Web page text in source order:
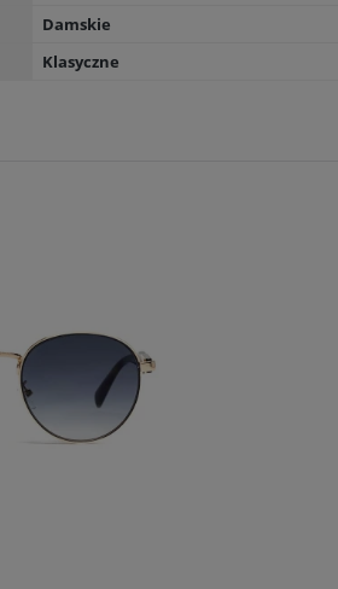
Damskie
Klasyczne